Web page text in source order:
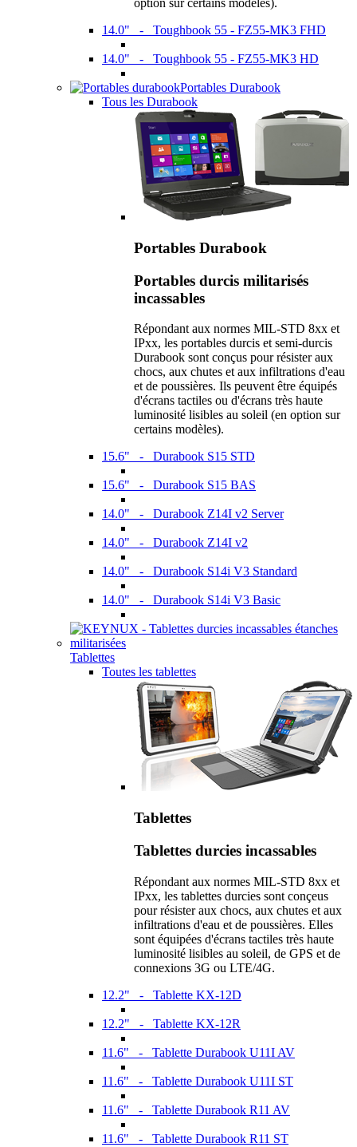
option sur certains modèles).
14.0" - Toughbook 55 - FZ55-MK3 FHD
14.0" - Toughbook 55 - FZ55-MK3 HD
Portables Durabook
Tous les Durabook
Portables Durabook
Portables durcis militarisés
incassables
Répondant aux normes MIL-STD 8xx et
IPxx, les portables durcis et semi-durcis
Durabook sont conçus pour résister aux
chocs, aux chutes et aux infiltrations d'eau
et de poussières. Ils peuvent être équipés
d'écrans tactiles ou d'écrans très haute
luminosité lisibles au soleil (en option sur
certains modèles).
15.6" - Durabook S15 STD
15.6" - Durabook S15 BAS
14.0" - Durabook Z14I v2 Server
14.0" - Durabook Z14I v2
14.0" - Durabook S14i V3 Standard
14.0" - Durabook S14i V3 Basic
Tablettes
Toutes les tablettes
Tablettes
Tablettes durcies incassables
Répondant aux normes MIL-STD 8xx et
IPxx, les tablettes durcies sont conçeus
pour résister aux chocs, aux chutes et aux
infiltrations d'eau et de poussières. Elles
sont équipées d'écrans tactiles très haute
luminosité lisibles au soleil, de GPS et de
connexions 3G ou LTE/4G.
12.2" - Tablette KX-12D
12.2" - Tablette KX-12R
11.6" - Tablette Durabook U11I AV
11.6" - Tablette Durabook U11I ST
11.6" - Tablette Durabook R11 AV
11.6" - Tablette Durabook R11 ST